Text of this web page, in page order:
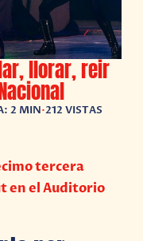
llorar, reir
2 MIN•212 VISTAS
tercera
en el Auditorio